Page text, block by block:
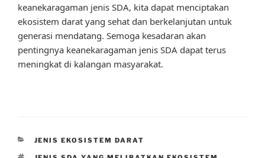
keanekaragaman jenis SDA, kita dapat menciptakan
ekosistem darat yang sehat dan berkelanjutan untuk
generasi mendatang. Semoga kesadaran akan
pentingnya keanekaragaman jenis SDA dapat terus
meningkat di kalangan masyarakat.
CATEGORIES
JENIS EKOSISTEM DARAT